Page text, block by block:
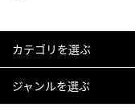
カテゴリを選ぶ
ジャンルを選ぶ